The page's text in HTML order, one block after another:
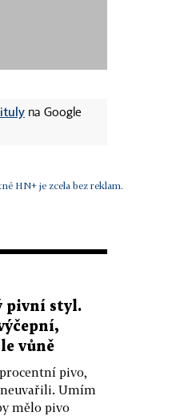
na Google
HN+ je zcela bez reklam.
pivní styl.
vůně
pivo,
Umím
mělo pivo